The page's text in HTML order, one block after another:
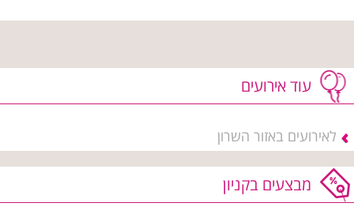
עוד אירועים
לאירועים באזור השרון
מבצעים בקניון